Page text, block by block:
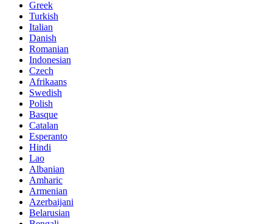
Greek
Turkish
Italian
Danish
Romanian
Indonesian
Czech
Afrikaans
Swedish
Polish
Basque
Catalan
Esperanto
Hindi
Lao
Albanian
Amharic
Armenian
Azerbaijani
Belarusian